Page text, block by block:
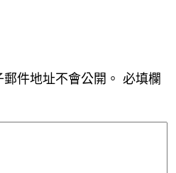
件地址不會公開。 必填欄